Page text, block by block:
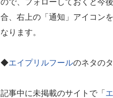
合、右上の「通知」アイコン
なります。
◆エイプリルフールのネタの
記事中に未掲載のサイトで「